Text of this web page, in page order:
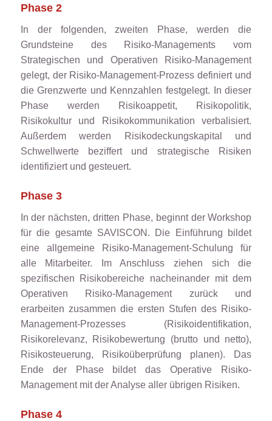
Phase 2
In der folgenden, zweiten Phase, werden die
Grundsteine des Risiko-Managements vom
Strategischen und Operativen Risiko-Management
gelegt, der Risiko-Management-Prozess definiert und
die Grenzwerte und Kennzahlen festgelegt. In dieser
Phase werden Risikoappetit, Risikopolitik,
Risikokultur und Risikokommunikation verbalisiert.
Außerdem werden Risikodeckungskapital und
Schwellwerte beziffert und strategische Risiken
identifiziert und gesteuert.
Phase 3
In der nächsten, dritten Phase, beginnt der Workshop
für die gesamte SAVISCON. Die Einführung bildet
eine allgemeine Risiko-Management-Schulung für
alle Mitarbeiter. Im Anschluss ziehen sich die
spezifischen Risikobereiche nacheinander mit dem
Operativen Risiko-Management zurück und
erarbeiten zusammen die ersten Stufen des Risiko-
Management-Prozesses (Risikoidentifikation,
Risikorelevanz, Risikobewertung (brutto und netto),
Risikosteuerung, Risikoüberprüfung planen). Das
Ende der Phase bildet das Operative Risiko-
Management mit der Analyse aller übrigen Risiken.
Phase 4